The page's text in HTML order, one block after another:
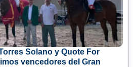
Solano y Quote For
vencedores del Gran